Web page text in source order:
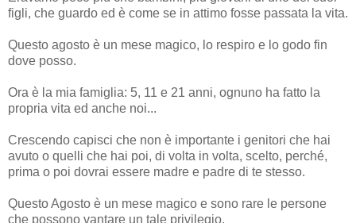
figli, che guardo ed è come se in attimo fosse passata la vita.
Questo agosto è un mese magico, lo respiro e lo godo fin
dove posso.
Ora è la mia famiglia: 5, 11 e 21 anni, ognuno ha fatto la
propria vita ed anche noi...
Crescendo capisci che non è importante i genitori che hai
avuto o quelli che hai poi, di volta in volta, scelto, perché,
prima o poi dovrai essere madre e padre di te stesso.
Questo Agosto è un mese magico e sono rare le persone
che possono vantare un tale privilegio.